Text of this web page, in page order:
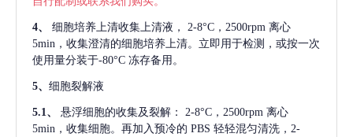
4、 细胞培养上清收集上清液，
2-8°C，2500rpm 离心
5min，收集澄清的细胞培养上清。立即用于检测，或按一次
使用量分装于-80°C 冻存备用。
5、 细胞裂解液
5.1、 悬浮细胞的收集及裂解：
2-8°C，2500rpm 离心
5min，收集细胞。再加入预冷的 PBS 轻轻混匀清洗，2-